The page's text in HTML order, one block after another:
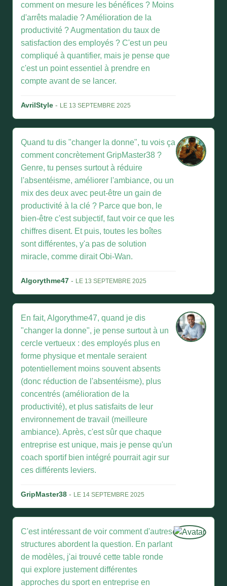
comment on mesure les bénéfices ? Moins
d'arrêts maladie ? Amélioration de la
productivité ? Augmentation du taux de
satisfaction des employés ? C'est un peu
compliqué à quantifier, mais je pense que
c'est un point essentiel à prendre en
compte avant de se lancer.
AvrilStyle - LE 13 SEPTEMBRE 2025
Quand tu dis "changer la donne", tu vois ça
comment concrètement GripMaster38 ?
Genre, tu penses surtout à réduire
l'absentéisme, améliorer l'ambiance, ou un
mix des deux avec peut-être un gain de
productivité à la clé ? Parce que bon, le
bien-être c'est subjectif, faut voir ce que les
chiffres disent. Et puis, toutes les boîtes
sont différentes, y'a pas de solution
miracle, comme dirait Obi-Wan.
Algorythme47 - LE 13 SEPTEMBRE 2025
En fait, Algorythme47, quand je dis
"changer la donne", je pense surtout à un
cercle vertueux : des employés plus en
forme physique et mentale seraient
potentiellement moins souvent absents
(donc réduction de l'absentéisme), plus
concentrés (amélioration de la
productivité), et plus satisfaits de leur
environnement de travail (meilleure
ambiance). Après, c'est sûr que chaque
entreprise est unique, mais je pense qu'un
coach sportif bien intégré pourrait agir sur
ces différents leviers.
GripMaster38 - LE 14 SEPTEMBRE 2025
C'est intéressant de voir comment d'autres
structures abordent la question. En parlant
de modèles, j'ai trouvé cette table ronde
qui explore justement différentes
approches du sport en entreprise en